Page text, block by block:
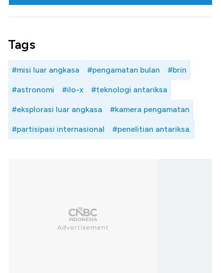
Tags
#misi luar angkasa #pengamatan bulan #brin
#astronomi #ilo-x #teknologi antariksa
#eksplorasi luar angkasa #kamera pengamatan
#partisipasi internasional #penelitian antariksa.